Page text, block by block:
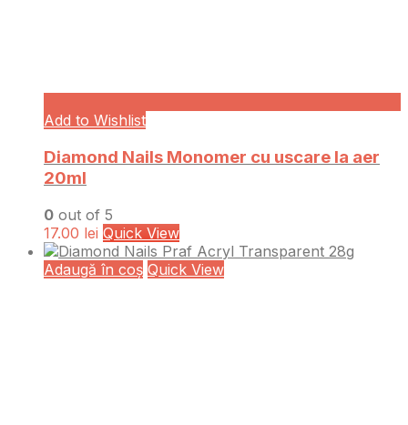
Add to Wishlist
Diamond Nails Monomer cu uscare la aer
20ml
0 out of 5
17.00 lei Quick View
Adaugă în coș Quick View